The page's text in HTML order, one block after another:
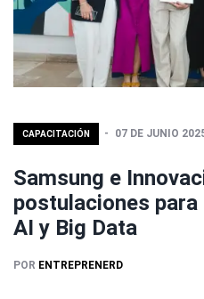
CAPACITACIÓN 07 DE JUNIO
Samsung e
postulaciones
AI y Big Data
POR ENTREPRENERD